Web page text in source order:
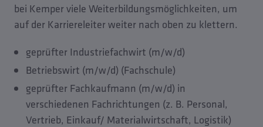
bei Kemper viele Weiterbildungsmöglichkeiten, um
auf der Karriereleiter weiter nach oben zu klettern.
geprüfter Industriefachwirt (m/w/d)
Betriebswirt (m/w/d) (Fachschule)
geprüfter Fachkaufmann (m/w/d) in
verschiedenen Fachrichtungen (z. B. Personal,
Vertrieb, Einkauf/ Materialwirtschaft, Logistik)